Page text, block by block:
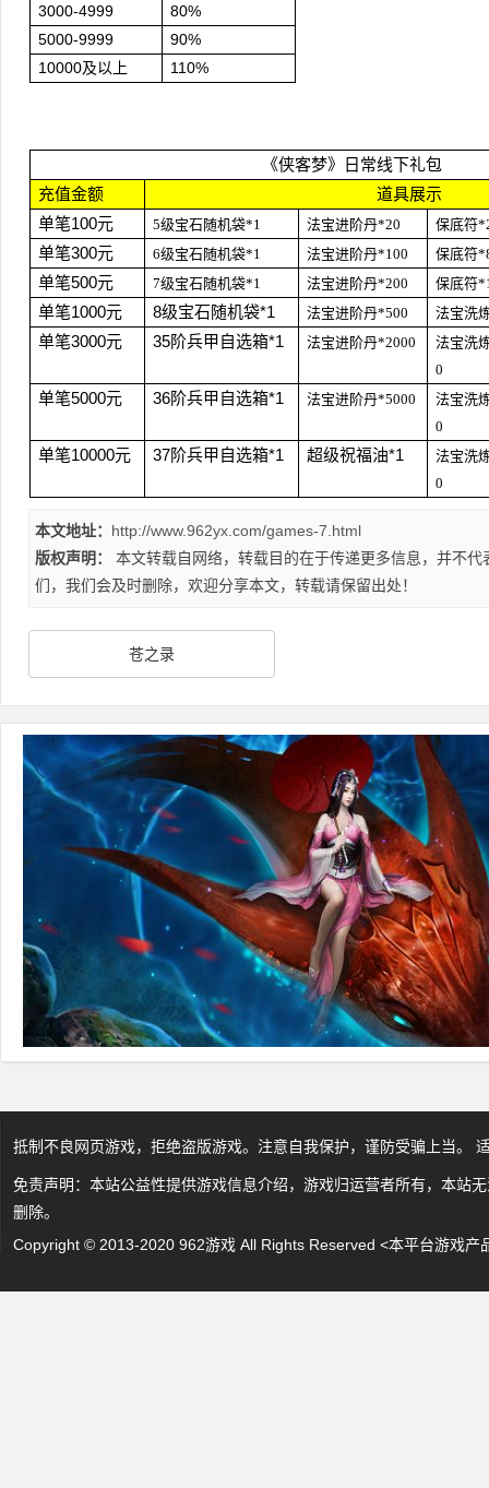
3000-4999
80%
5000-9999
90%
10000及以上 110%
《侠客梦》日常线下礼包
充值金额
道具展示
单笔100元
5级宝石随机袋*1 法宝进阶丹*20 保底符
单笔300元 6级宝石随机袋*1 法宝进阶丹*100 保底符
单笔500元 7级宝石随机袋*1 法宝进阶丹*200 保底符
单笔1000元 8级宝石随机袋*1 法宝进阶丹*500 法宝洗
单笔3000元 35阶兵甲自选箱*1 法宝进阶丹*2000
法宝洗
0
单笔5000元 36阶兵甲自选箱*1 法宝进阶丹*5000
法宝洗
0
单笔10000元 37阶兵甲自选箱*1 超级祝福油*1
法宝洗
0
本文地址： http://www.962yx.com/games-7.html
版权声明：
本文转载自网络，转载目的在于传递更多信息，并不
们，我们会及时删除，欢迎分享本文，转载请保留出处！
苍之录
抵制不良网页游戏，拒绝盗版游戏。注意自我保护，谨防受骗上当。
免责声明：本站公益性提供游戏信息介绍，游戏归运营者所有，本站
删除。
Copyright © 2013-2020 962游戏 All Rights Reserved <本平台游戏